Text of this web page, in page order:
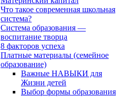
Что такое современная школьная
система?
Система образования —
воспитание творца
8 факторов успеха
Платные материалы (семейное
образование)
Важные НАВЫКИ для
Жизни детей
Выбор формы образования